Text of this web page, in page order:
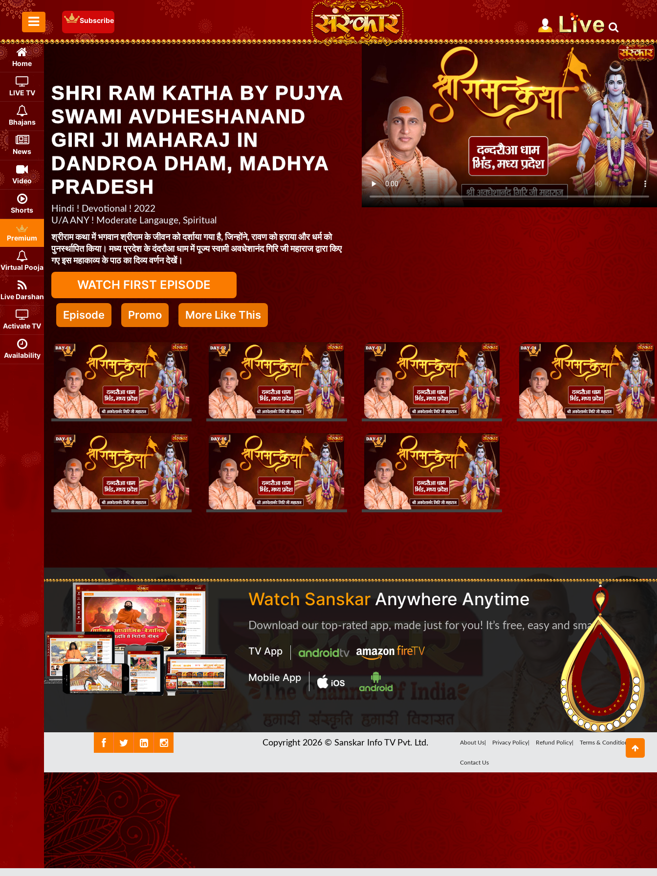
Toggle Menu
Subscribe
Home
LIVE TV
Bhajans
News
Video
Shorts
Premium
Virtual Pooja
Live Darshan
Activate TV
Availability
SHRI RAM KATHA BY PUJYA
SWAMI AVDHESHANAND
GIRI JI MAHARAJ IN
DANDROA DHAM, MADHYA
PRADESH
Hindi ! Devotional ! 2022
U/A ANY ! Moderate Langauge, Spiritual
श्रीराम कथा में भगवान श्रीराम के जीवन को दर्शाया गया है, जिन्होंने, रावण को हराया और धर्म को
पुनर्स्थापित किया। मध्य प्रदेश के दंदरौआ धाम में पूज्य स्वामी अवधेशानंद गिरि जी महाराज द्वारा किए
गए इस महाकाव्य के पाठ का दिव्य वर्णन देखें।
WATCH FIRST EPISODE
Episode Promo More Like This
Watch Sanskar Anywhere Anytime
Download our top-rated app, made just for you! It’s free, easy and smart
TV App
Mobile App
Copyright 2026 © Sanskar Info TV Pvt. Ltd. About Us| Privacy Policy| Refund Policy| Terms & Conditions|
Contact Us